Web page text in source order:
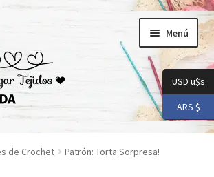
Menú
de Crochet Patrón: Torta Sorpresa!
USD u$s
ARS $